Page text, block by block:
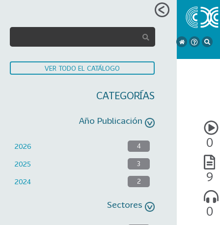
VER TODO EL CATÁLOGO
CATEGORÍAS
Año Publicación
2026 4
2025 3
2024 2
Sectores
0
9
0